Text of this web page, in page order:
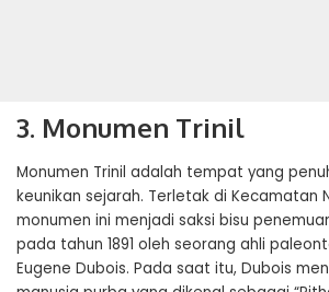
3. Monumen Trinil
Monumen Trinil adalah tempat yang
keunikan sejarah. Terletak di Kecamatan
monumen ini menjadi saksi bisu
pada tahun 1891 oleh seorang ahli
Eugene Dubois. Pada saat itu, Dubois